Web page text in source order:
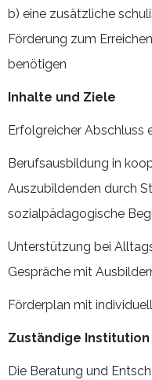
b) eine zusätzliche
Förderung zum
benötigen
Inhalte und Ziele
Erfolgreicher Abschluss
Berufsausbildung in
Auszubildenden durch
sozialpädagogische
Unterstützung bei
Gespräche mit
Förderplan mit
Zuständige Institution
Die Beratung und